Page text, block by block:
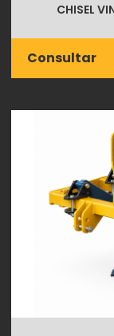
CHISEL
Consultar